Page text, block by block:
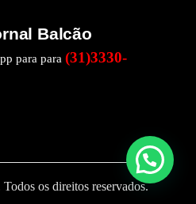
Balcão
para para (31)3330-
os direitos reservados.